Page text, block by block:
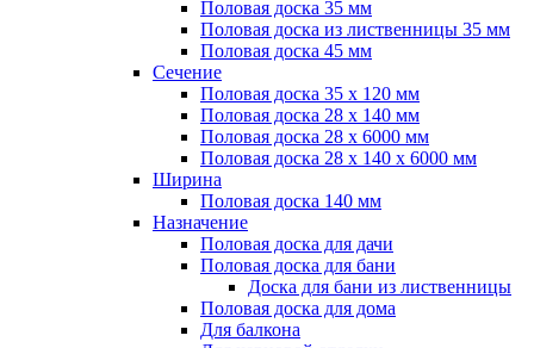
Половая доска 35 мм
Половая доска из лиственницы 35 мм
Половая доска 45 мм
Сечение
Половая доска 35 х 120 мм
Половая доска 28 х 140 мм
Половая доска 28 х 6000 мм
Половая доска 28 х 140 х 6000 мм
Ширина
Половая доска 140 мм
Назначение
Половая доска для дачи
Половая доска для бани
Доска для бани из лиственницы
Половая доска для дома
Для балкона